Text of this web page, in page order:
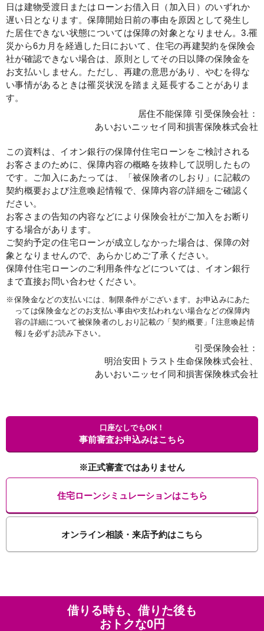
日は建物受渡日またはローンお借入日（加入日）のいずれか
遅い日となります。保障開始日前の事由を原因として発生し
た居住できない状態については保障の対象となりません。3.罹
災から6カ月を経過した日において、住宅の再建契約を保険会
社が確認できない場合は、原則としてその日以降の保険金を
お支払いしません。ただし、再建の意思があり、やむを得な
い事情があるときは罹災状況を踏まえ延長することがありま
す。
居住不能保障 引受保険会社：
あいおいニッセイ同和損害保険株式会社
この資料は、イオン銀行の保障付住宅ローンをご検討される
お客さまのために、保障内容の概略を抜粋して説明したもの
です。ご加入にあたっては、「被保険者のしおり」に記載の
契約概要および注意喚起情報で、保障内容の詳細をご確認く
ださい。
お客さまの告知の内容などにより保険会社がご加入をお断り
する場合があります。
ご契約予定の住宅ローンが成立しなかった場合は、保障の対
象となりませんので、あらかじめご了承ください。
保障付住宅ローンのご利用条件などについては、イオン銀行
まで直接お問い合わせください。
※ 保険金などの支払いには、制限条件がございます。お申込みにあた
っては保険金などのお支払い事由や支払われない場合などの保障内
容の詳細について被保険者のしおり記載の「契約概要」｢注意喚起情
報｣を必ずお読み下さい。
引受保険会社：
明治安田トラスト生命保険株式会社、
あいおいニッセイ同和損害保険株式会社
口座なしでもOK！
事前審査お申込みはこちら
※正式審査ではありません
住宅ローンシミュレーションはこちら
オンライン相談・来店予約はこちら
借りる時も、借りた後も
おトクな0円